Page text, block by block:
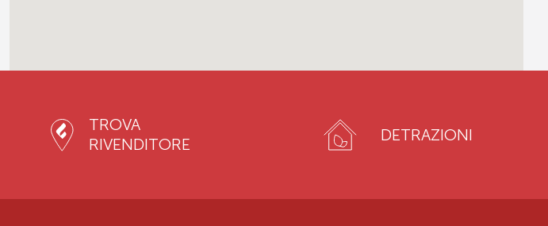
TROVA
RIVENDITORE
DETRAZIONI